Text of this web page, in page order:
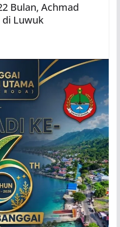
Bulan, Achmad
Luwuk